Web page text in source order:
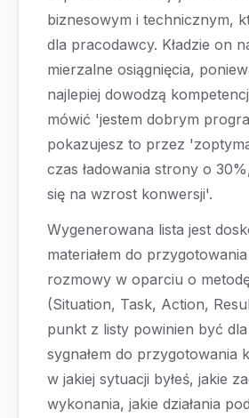
biznesowym i technicznym,
dla pracodawcy. Kładzie on
mierzalne osiągnięcia,
najlepiej dowodzą
mówić 'jestem dobrym
pokazujesz to przez
czas ładowania strony o
się na wzrost konwersji'.
Wygenerowana lista jest
materiałem do
rozmowy w oparciu o
(Situation, Task, Action,
punkt z listy powinien być dla
sygnałem do przygotowania
w jakiej sytuacji byłeś, jakie
wykonania, jakie działania